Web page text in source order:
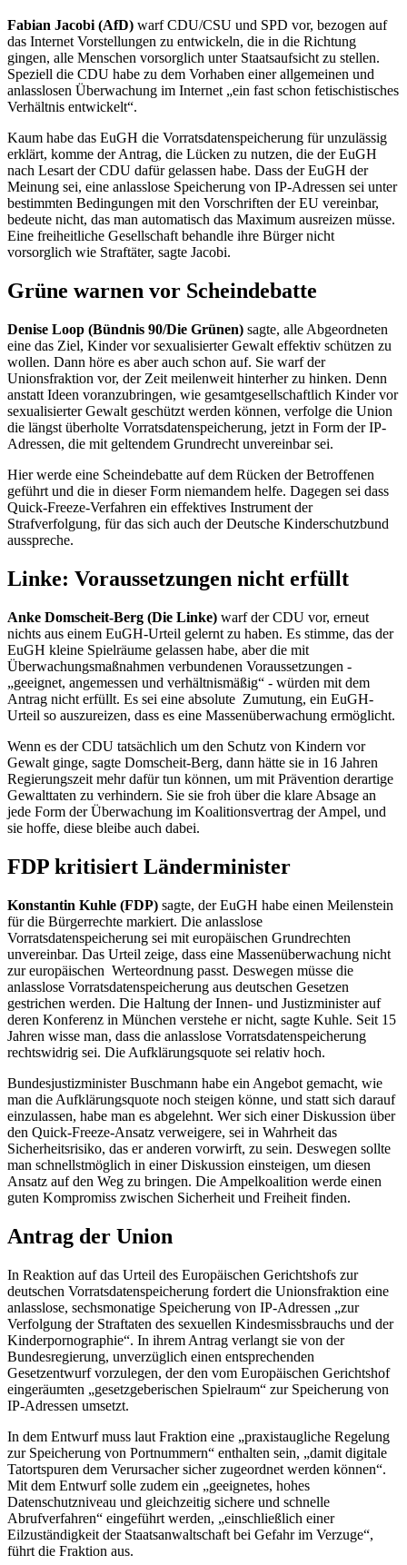
Fabian Jacobi (AfD) warf CDU/CSU und SPD vor, bezogen auf
das Internet Vorstellungen zu entwickeln, die in die Richtung
gingen, alle Menschen vorsorglich unter Staatsaufsicht zu stellen.
Speziell die CDU habe zu dem Vorhaben einer allgemeinen und
anlasslosen Überwachung im Internet „ein fast schon fetischistisches
Verhältnis entwickelt“.
Kaum habe das EuGH die Vorratsdatenspeicherung für unzulässig
erklärt, komme der Antrag, die Lücken zu nutzen, die der EuGH
nach Lesart der CDU dafür gelassen habe. Dass der EuGH der
Meinung sei, eine anlasslose Speicherung von IP-Adressen sei unter
bestimmten Bedingungen mit den Vorschriften der EU vereinbar,
bedeute nicht, das man automatisch das Maximum ausreizen müsse.
Eine freiheitliche Gesellschaft behandle ihre Bürger nicht
vorsorglich wie Straftäter, sagte Jacobi.
Grüne warnen vor Scheindebatte
Denise Loop (Bündnis 90/Die Grünen) sagte, alle Abgeordneten
eine das Ziel, Kinder vor sexualisierter Gewalt effektiv schützen zu
wollen. Dann höre es aber auch schon auf. Sie warf der
Unionsfraktion vor, der Zeit meilenweit hinterher zu hinken. Denn
anstatt Ideen voranzubringen, wie gesamtgesellschaftlich Kinder vor
sexualisierter Gewalt geschützt werden können, verfolge die Union
die längst überholte Vorratsdatenspeicherung, jetzt in Form derIP-
Adressen, die mit geltendem Grundrecht unvereinbar sei.
Hier werde eine Scheindebatte auf dem Rücken der Betroffenen
geführt und die in dieser Form niemandem helfe. Dagegen sei dass
Quick-Freeze-Verfahren ein effektives Instrument der
Strafverfolgung, für das sich auch der Deutsche Kinderschutzbund
ausspreche.
Linke: Voraussetzungen nicht erfüllt
Anke Domscheit-Berg (Die Linke) warf der CDU vor, erneut
nichts aus einem EuGH-Urteil gelernt zu haben. Es stimme, das der
EuGH kleine Spielräume gelassen habe, aber die mit
Überwachungsmaßnahmen verbundenen Voraussetzungen -
„geeignet, angemessen und verhältnismäßig“ - würden mit dem
Antrag nicht erfüllt. Es sei eine absolute Zumutung, ein EuGH-
Urteil so auszureizen, dass es eine Massenüberwachung ermöglicht.
Wenn es der CDU tatsächlich um den Schutz von Kindern vor
Gewalt ginge, sagte Domscheit-Berg, dann hätte sie in 16 Jahren
Regierungszeit mehr dafür tun können, um mit Prävention derartige
Gewalttaten zu verhindern. Sie sie froh über die klare Absage an
jede Form der Überwachung im Koalitionsvertrag der Ampel, und
sie hoffe, diese bleibe auch dabei.
FDP kritisiert Länderminister
Konstantin Kuhle (FDP) sagte, der EuGH habe einen Meilenstein
für die Bürgerrechte markiert. Die anlasslose
Vorratsdatenspeicherung sei mit europäischen Grundrechten
unvereinbar. Das Urteil zeige, dass eine Massenüberwachung nicht
zur europäischen Werteordnung passt. Deswegen müsse die
anlasslose Vorratsdatenspeicherung aus deutschen Gesetzen
gestrichen werden. Die Haltung der Innen- und Justizminister auf
deren Konferenz in München verstehe er nicht, sagte Kuhle. Seit 15
Jahren wisse man, dass die anlasslose Vorratsdatenspeicherung
rechtswidrig sei. Die Aufklärungsquote sei relativ hoch.
Bundesjustizminister Buschmann habe ein Angebot gemacht, wie
man die Aufklärungsquote noch steigen könne, und statt sich darauf
einzulassen, habe man es abgelehnt. Wer sich einer Diskussion über
den Quick-Freeze-Ansatz verweigere, sei in Wahrheit das
Sicherheitsrisiko, das er anderen vorwirft, zu sein. Deswegen sollte
man schnellstmöglich in einer Diskussion einsteigen, um diesen
Ansatz auf den Weg zu bringen. Die Ampelkoalition werde einen
guten Kompromiss zwischen Sicherheit und Freiheit finden.
Antrag der Union
In Reaktion auf das Urteil des Europäischen Gerichtshofs zur
deutschen Vorratsdatenspeicherung fordert die Unionsfraktion eine
anlasslose, sechsmonatige Speicherung von IP-Adressen „zur
Verfolgung der Straftaten des sexuellen Kindesmissbrauchs und der
Kinderpornographie“. In ihrem Antrag verlangt sie von der
Bundesregierung, unverzüglich einen entsprechenden
Gesetzentwurf vorzulegen, der den vom Europäischen Gerichtshof
eingeräumten „gesetzgeberischen Spielraum“ zur Speicherung von
IP-Adressen umsetzt.
In dem Entwurf muss laut Fraktion eine „praxistaugliche Regelung
zur Speicherung von Portnummern“ enthalten sein, „damit digitale
Tatortspuren dem Verursacher sicher zugeordnet werden können“.
Mit dem Entwurf solle zudem ein „geeignetes, hohes
Datenschutzniveau und gleichzeitig sichere und schnelle
Abrufverfahren“ eingeführt werden, „einschließlich einer
Eilzuständigkeit der Staatsanwaltschaft bei Gefahr im Verzuge“,
führt die Fraktion aus.